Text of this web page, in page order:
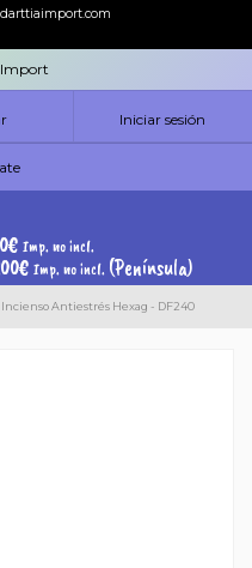
Iniciar sesión
Imp. no incl.
Imp. no incl. (Península)
Incienso Antiestrés Hexag - DF240